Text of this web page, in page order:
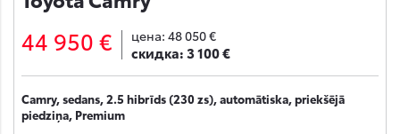
44 950 € цена: 48 050 €
скидка:3 100 €
Camry, sedans, 2.5 hibrīds (230 zs), automātiska, priekšējā
piedziņa, Premium